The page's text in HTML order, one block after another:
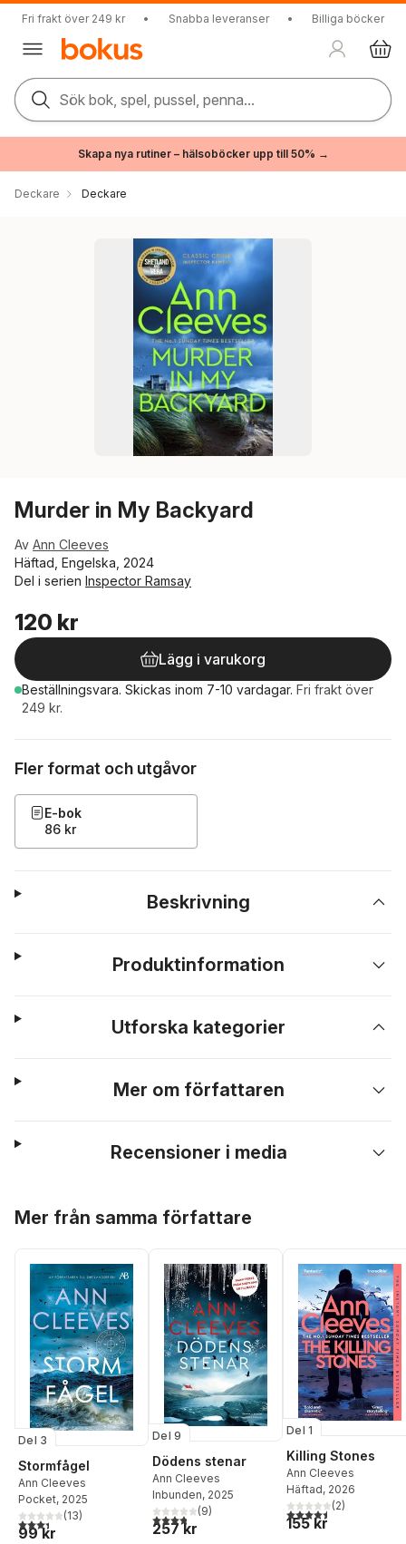
Fri frakt över 249 kr • Snabba leveranser • Billiga böcker
Sök bok, spel, pussel, penna...
Skapa nya rutiner – hälsoböcker upp till 50% →
Deckare Deckare
Murder in My Backyard
Av Ann Cleeves
Häftad, Engelska, 2024
Del i serien Inspector Ramsay
120 kr
Lägg i varukorg
Beställningsvara. Skickas inom 7-10 vardagar. Fri frakt över
249 kr.
Fler format och utgåvor
E-bok
86 kr
Beskrivning
Produktinformation
Utforska kategorier
Mer om författaren
Recensioner i media
Mer från samma författare
Del 3
Stormfågel
Ann Cleeves
Pocket, 2025
3,4utav 5 stjärnor. Totalt antal röster:
(13)
99 kr
Del 9
Dödens stenar
Ann Cleeves
Inbunden, 2025
3,8utav 5 stjärnor. Totalt antal röster:
(9)
257 kr
Del 1
Killing Stones
Ann Cleeves
Häftad, 2026
4,5utav 5 stjärnor.
(2)
155 kr